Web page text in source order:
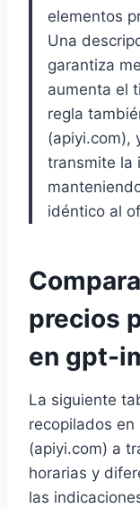
elementos
Una
garantiza
aumenta el
regla
(apiyi.com),
transmite la
idéntico al
precios
en gpt-
La siguiente
recopilados en
(apiyi.com) a
horarias y
las